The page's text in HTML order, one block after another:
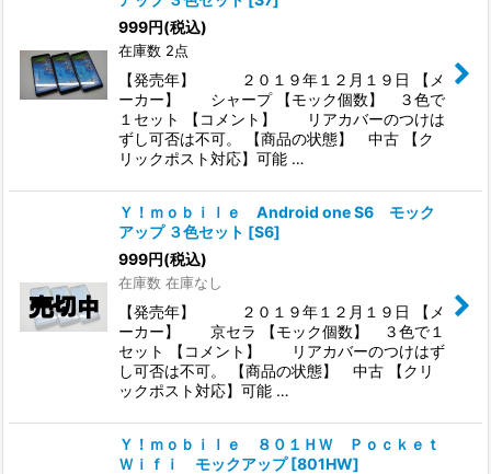
999円(税込)
在庫数 2点
【発売年】 ２０１９年１２月１９日 【メ
ーカー】 シャープ 【モック個数】 ３色で
１セット 【コメント】 リアカバーのつけは
ずし可否は不可。 【商品の状態】 中古 【ク
リックポスト対応】可能 …
Ｙ！ｍｏｂｉｌｅ Android one S6 モック
アップ ３色セット [S6]
999円(税込)
在庫数 在庫なし
【発売年】 ２０１９年１２月１９日 【メ
ーカー】 京セラ 【モック個数】 ３色で１
セット 【コメント】 リアカバーのつけはず
し可否は不可。 【商品の状態】 中古 【クリ
ックポスト対応】可能 …
Ｙ！ｍｏｂｉｌｅ ８０１ＨＷ Ｐｏｃｋｅｔ
Ｗｉｆｉ モックアップ [801HW]